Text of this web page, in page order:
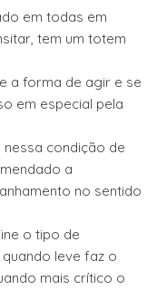
em todas em
tem um totem
a forma de agir e se
em especial pela
condição de
a
no sentido
o tipo de
leve faz o
mais crítico o